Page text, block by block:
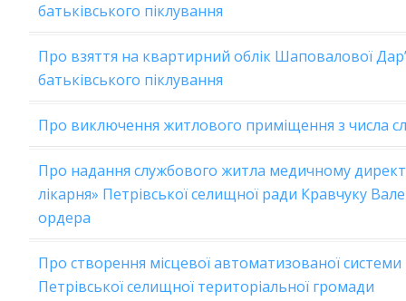
батьківського піклування
Про взяття на квартирний облік Шаповалової
батьківського піклування
Про виключення житлового приміщення з числа
Про надання службового житла медичному
лікарня» Петрівської селищної ради Кравчуку
ордера
Про створення місцевої автоматизованої
Петрівської селищної територіальної громади